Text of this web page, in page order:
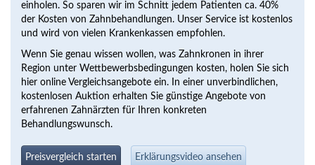
einholen. So sparen wir im Schnitt jedem Patienten ca. 40%
der Kosten von Zahnbehandlungen. Unser Service ist kostenlos
und wird von vielen Krankenkassen empfohlen.
Wenn Sie genau wissen wollen, was Zahnkronen in ihrer
Region unter Wettbewerbsbedingungen kosten, holen Sie sich
hier online Vergleichsangebote ein. In einer unverbindlichen,
kostenlosen Auktion erhalten Sie günstige Angebote von
erfahrenen Zahnärzten für Ihren konkreten
Behandlungswunsch.
Preisvergleich starten Erklärungsvideo ansehen